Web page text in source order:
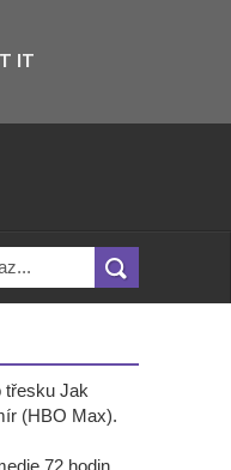
třesku Jak
(HBO Max).
72 hodin
IT